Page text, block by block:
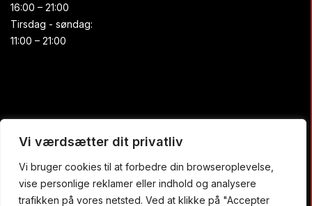
Vi værdsætter dit privatliv
Vi bruger cookies til at forbedre din browseroplevelse,
vise personlige reklamer eller indhold og analysere
trafikken på vores netsted. Ved at klikke på "Accepter
16:00 – 21:00
Tirsdag - søndag:
11:00 – 21:00
Praktisk
Forside
Buffet